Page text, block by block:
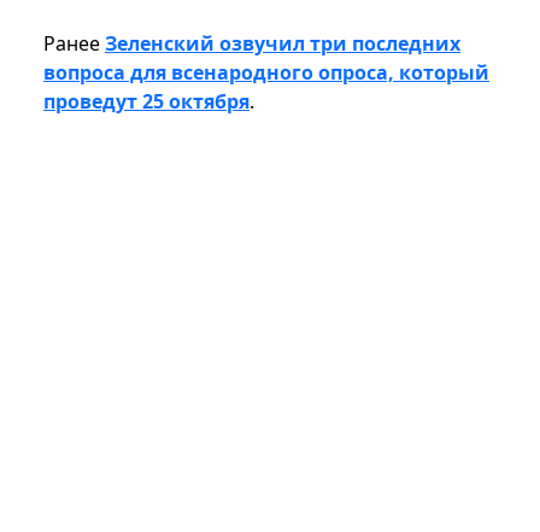
РанееЗеленский озвучил три последних
вопроса для всенародного опроса, который
проведут 25 октября.